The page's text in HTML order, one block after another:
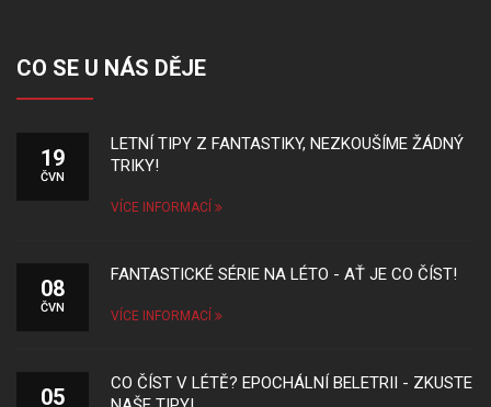
CO SE U NÁS DĚJE
19
ČVN
LETNÍ TIPY Z FANTASTIKY, NEZKOUŠÍME ŽÁDNÝ
TRIKY!
VÍCE INFORMACÍ
08
ČVN
FANTASTICKÉ SÉRIE NA LÉTO - AŤ JE CO ČÍST!
VÍCE INFORMACÍ
05
CO ČÍST V LÉTĚ? EPOCHÁLNÍ BELETRII - ZKUSTE